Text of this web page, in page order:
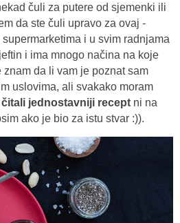
čuli za putere od sjemenki ili
da ste čuli upravo za ovaj -
i u svim radnjama
i ima mnogo načina na koje
da li vam je poznat sam
uslovima, ali svakako moram
jednostavniji recept ni na
ako je bio za istu stvar :)).